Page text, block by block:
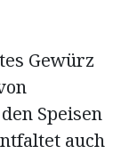
Gewürz
Speisen
auch